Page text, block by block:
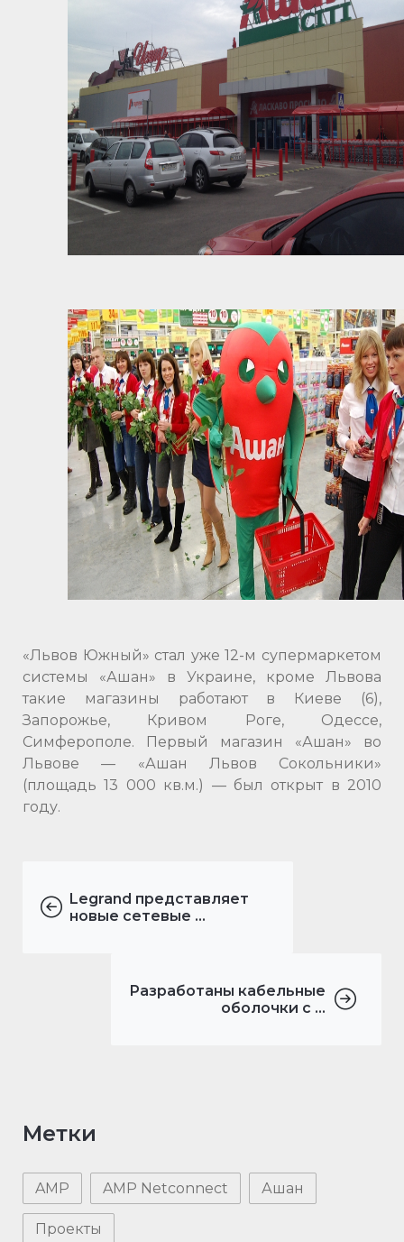
«Львов Южный» стал уже 12-м супермаркетом
системы «Ашан» в Украине, кроме Львова
такие магазины работают в Киеве (6),
Запорожье, Кривом Роге, Одессе,
Симферополе. Первый магазин «Ашан» во
Львове — «Ашан Львов Сокольники»
(площадь 13 000 кв.м.) — был открыт в 2010
году.
Legrand представляет
новые сетевые ...
Разработаны кабельные
оболочки с ...
Метки
AMP AMP Netconnect Ашан
Проекты